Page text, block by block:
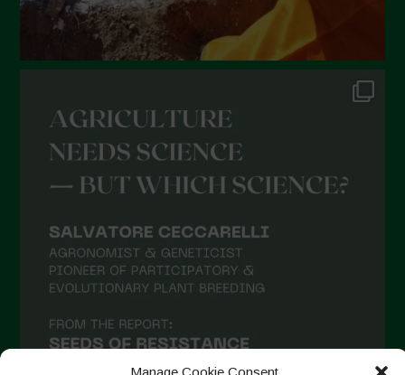
Manage Cookie Consent
Dicembre 2021
Novembre 2021
Settembre 2021
Agosto 2021
Luglio 2021
Aprile 2021
Febbraio 2021